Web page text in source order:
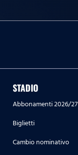
STADIO
Abbonamenti 2026/27
Biglietti
Cambio nominativo